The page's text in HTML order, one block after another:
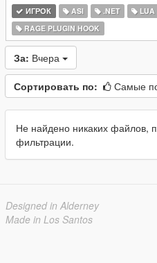
ИГРОК ASI .NET LUA
RAGE PLUGIN HOOK
За: Вчера
Сортировать по: Самые
Не найдено никаких файлов,
фильтрации.
Designed in Alderney
Made in Los Santos